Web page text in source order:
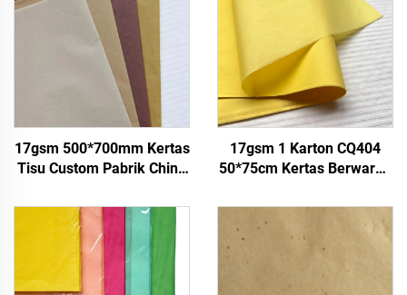
17gsm 500*700mm Kertas
Tisu Custom Pabrik China
Kemasan Pembungkus
Hadiah Pakaian Barang
Kertas Tisu
17gsm 1 Karton CQ404
50*75cm Kertas Berwarna
Hadiah Bunga Kemasan
Kertas Tisu Berwarna